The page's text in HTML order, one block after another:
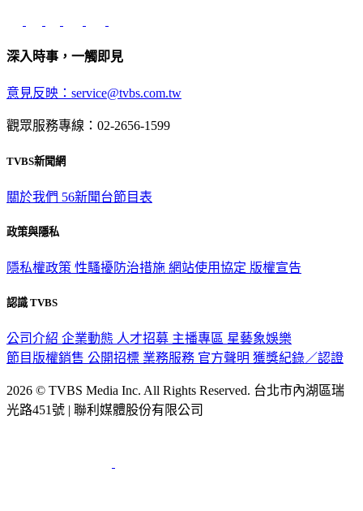
深入時事，一觸即見
意見反映：service@tvbs.com.tw
觀眾服務專線：02-2656-1599
TVBS新聞網
關於我們 56新聞台節目表
政策與隱私
隱私權政策 性騷擾防治措施 網站使用協定 版權宣告
認識 TVBS
公司介紹 企業動態 人才招募 主播專區 星藝象娛樂
節目版權銷售 公開招標 業務服務 官方聲明 獲獎紀錄／認證
2026 © TVBS Media Inc. All Rights Reserved. 台北市內湖區瑞
光路451號 | 聯利媒體股份有限公司